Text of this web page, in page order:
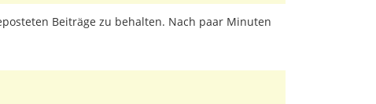
Beiträge zu behalten. Nach paar Minuten